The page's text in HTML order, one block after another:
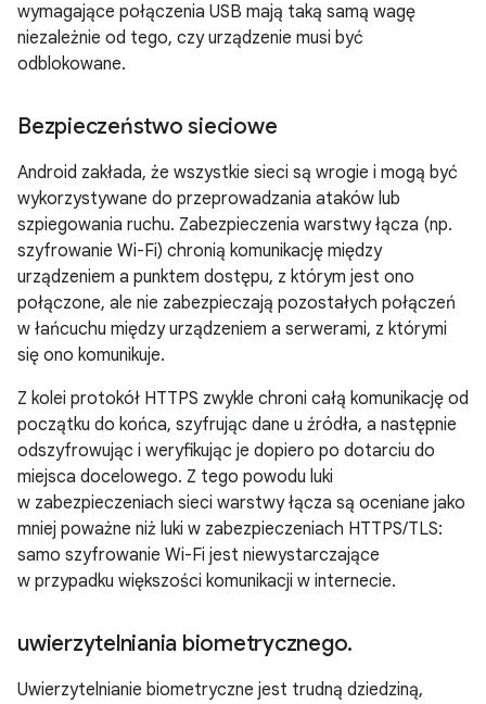
wymagające połączenia USB mają taką samą wagę
niezależnie od tego, czy urządzenie musi być
odblokowane.
Bezpieczeństwo sieciowe
Android zakłada, że wszystkie sieci są wrogie i mogą być
wykorzystywane do przeprowadzania ataków lub
szpiegowania ruchu. Zabezpieczenia warstwy łącza (np.
szyfrowanie Wi-Fi) chronią komunikację między
urządzeniem a punktem dostępu, z którym jest ono
połączone, ale nie zabezpieczają pozostałych połączeń
w łańcuchu między urządzeniem a serwerami, z którymi
się ono komunikuje.
Z kolei protokół HTTPS zwykle chroni całą komunikację od
początku do końca, szyfrując dane u źródła, a następnie
odszyfrowując i weryfikując je dopiero po dotarciu do
miejsca docelowego. Z tego powodu luki
w zabezpieczeniach sieci warstwy łącza są oceniane jako
mniej poważne niż luki w zabezpieczeniach HTTPS/TLS:
samo szyfrowanie Wi-Fi jest niewystarczające
w przypadku większości komunikacji w internecie.
uwierzytelniania biometrycznego.
Uwierzytelnianie biometryczne jest trudną dziedziną,